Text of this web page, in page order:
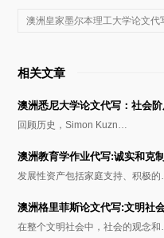
澳洲皇家墨尔本理工大学论文代
相关文章
澳洲悉尼大学论文代写：社会
回顾历史，Simon Kuzn…
澳洲教育学作业代写:诚实和克制
发展性资产包括家庭支持、积极
澳洲格里菲斯论文代写:文明社
在整个文明社会中，社会的观念